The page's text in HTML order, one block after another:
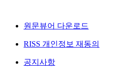
원문뷰어 다운로드
RISS 개인정보 재동의
공지사항